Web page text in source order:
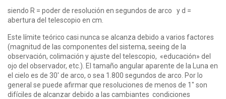
siendo R = poder de resolución en segundos de arco y d =
abertura del telescopio en cm.
Este límite teórico casi nunca se alcanza debido a varios factores
(magnitud de las componentes del sistema, seeing de la
observación, colimación y ajuste del telescopio, «educación» del
ojo del observador, etc.). El tamaño angular aparente de la Luna en
el cielo es de 30′ de arco, o sea 1.800 segundos de arco. Por lo
general se puede afirmar que resoluciones de menos de 1″ son
difíciles de alcanzar debido a las cambiantes condiciones